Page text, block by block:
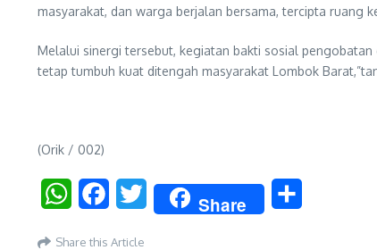
masyarakat, dan warga berjalan bersama, tercipta ruang
Melalui sinergi tersebut, kegiatan bakti sosial
tetap tumbuh kuat ditengah masyarakat Lombok
(Orik / 002)
WhatsAppFacebookTwitter Share
Share this Article